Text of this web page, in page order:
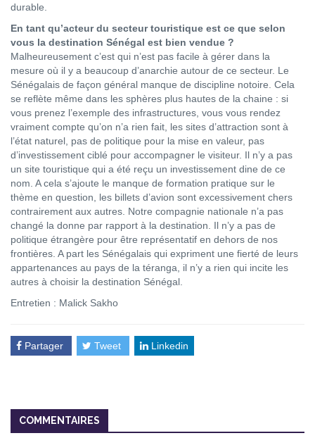
durable.
En tant qu’acteur du secteur touristique est ce que selon
vous la destination Sénégal est bien vendue ?
Malheureusement c’est qui n’est pas facile à gérer dans la
mesure où il y a beaucoup d’anarchie autour de ce secteur. Le
Sénégalais de façon général manque de discipline notoire. Cela
se reflète même dans les sphères plus hautes de la chaine : si
vous prenez l’exemple des infrastructures, vous vous rendez
vraiment compte qu’on n’a rien fait, les sites d’attraction sont à
l’état naturel, pas de politique pour la mise en valeur, pas
d’investissement ciblé pour accompagner le visiteur. Il n’y a pas
un site touristique qui a été reçu un investissement dine de ce
nom. A cela s’ajoute le manque de formation pratique sur le
thème en question, les billets d’avion sont excessivement chers
contrairement aux autres. Notre compagnie nationale n’a pas
changé la donne par rapport à la destination. Il n’y a pas de
politique étrangère pour être représentatif en dehors de nos
frontières. A part les Sénégalais qui expriment une fierté de leurs
appartenances au pays de la téranga, il n’y a rien qui incite les
autres à choisir la destination Sénégal.
Entretien : Malick Sakho
Partager Tweet Linkedin
COMMENTAIRES